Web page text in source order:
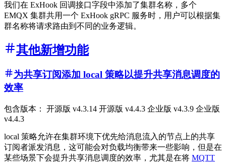
我们在 ExHook 回调接口字段中添加了集群名称，多个
EMQX 集群共用一个 ExHook gRPC 服务时，用户可以根据集
群名称将请求路由到不同的业务逻辑。
其他新增功能
为共享订阅添加 local 策略以提升共享消息调度的
效率
包含版本： 开源版 v4.3.14 开源版 v4.4.3 企业版 v4.3.9 企业版
v4.4.3
local 策略允许在集群环境下优先给消息流入的节点上的共享
订阅者派发消息，这可能会对负载均衡带来一些影响，但是在
某些场景下会提升共享消息调度的效率，尤其是在将 MQTT